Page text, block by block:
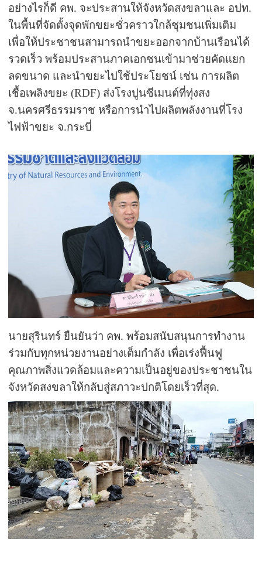
อย่างไรก็ดี คพ. จะประสานให้จังหวัดสงขลาและ อปท.
ในพื้นที่จัดตั้งจุดพักขยะชั่วคราวใกล้ชุมชนเพิ่มเติม
เพื่อให้ประชาชนสามารถนำขยะออกจากบ้านเรือนได้
รวดเร็ว พร้อมประสานภาคเอกชนเข้ามาช่วยคัดแยก
ลดขนาด และนำขยะไปใช้ประโยชน์ เช่น การผลิต
เชื้อเพลิงขยะ (RDF) ส่งโรงปูนซีเมนต์ที่ทุ่งสง
จ.นครศรีธรรมราช หรือการนำไปผลิตพลังงานที่โรง
ไฟฟ้าขยะ จ.กระบี่
นายสุรินทร์ ยืนยันว่า คพ. พร้อมสนับสนุนการทำงาน
ร่วมกับทุกหน่วยงานอย่างเต็มกำลัง เพื่อเร่งฟื้นฟู
คุณภาพสิ่งแวดล้อมและความเป็นอยู่ของประชาชนใน
จังหวัดสงขลาให้กลับสู่สภาวะปกติโดยเร็วที่สุด.